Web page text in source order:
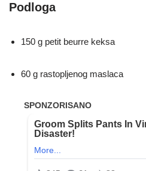
Podloga
150 g petit beurre keksa
60 g rastopljenog maslaca